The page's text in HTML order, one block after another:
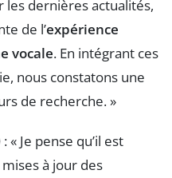
les dernières actualités,
de l’expérience
vocale. En intégrant ces
nous constatons une
de recherche. »
« Je pense qu’il est
à jour des